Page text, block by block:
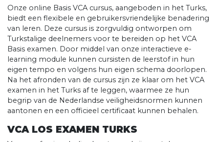
Onze online Basis VCA cursus, aangeboden in het Turks,
biedt een flexibele en gebruikersvriendelijke benadering
van leren. Deze cursus is zorgvuldig ontworpen om
Turkstalige deelnemers voor te bereiden op het VCA
Basis examen. Door middel van onze interactieve e-
learning module kunnen cursisten de leerstof in hun
eigen tempo en volgens hun eigen schema doorlopen.
Na het afronden van de cursus zijn ze klaar om het VCA
examen in het Turks af te leggen, waarmee ze hun
begrip van de Nederlandse veiligheidsnormen kunnen
aantonen en een officieel certificaat kunnen behalen.
VCA LOS EXAMEN TURKS